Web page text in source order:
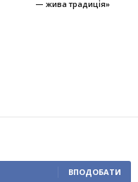
— жива традиція»
ВПОДОБАТИ